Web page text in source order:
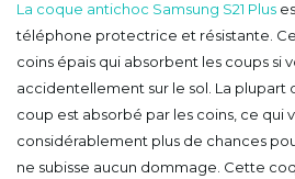
La coque antichoc Samsung S21 Plus
téléphone protectrice et résistante.
coins épais qui absorbent les coups
accidentellement sur le sol. La plupart
coup est absorbé par les coins, ce qui
considérablement plus de chances
ne subisse aucun dommage. Cette